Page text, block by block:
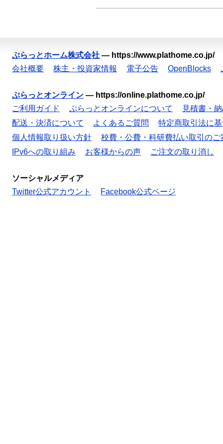
ぷらっとホーム株式会社 — https://www.plathome.co.jp/
会社概要
株主・投資家情報 電子公告 OpenBlocks
ぷらっとオンライン — https://online.plathome.co.jp/
ご利用ガイド
ぷらっとオンラインについて
見積書・
配送・決済について
よくあるご質問
特定商取引法に
個人情報取り扱い方針
校費・公費・科研費払い取引のご
IPv6への取り組み
お客様からの声 ご注文の取り消し
ソーシャルメディア
Twitter公式アカウント
Facebook公式ページ